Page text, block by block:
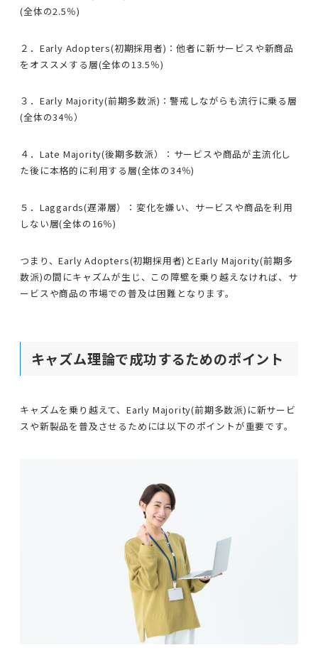
(全体の2.5％)
２．Early Adopters(初期採用者)：他者に新サービスや新商品
をオススメする層(全体の13.5％)
３．Early Majority(前期多数派)：警戒しながらも流行に乗る層
(全体の34％）
４．Late Majority(後期多数派）：サービスや商品が主流化し
た後に本格的に利用する層(全体の34％)
５．Laggards(遅滞層）：変化を嫌い、サービスや商品を利用
しない層(全体の16％)
つまり、Early Adopters(初期採用者)とEarly Majority(前期多
数派)の間にキャズムが生じ、この障壁を乗り越えなければ、サ
ービスや商品の市場での普及は困難となります。
キャズム理論で成功するためのポイント
キャズムを乗り越えて、Early Majority(前期多数派)に新サービ
スや新製品を普及させるためには以下のポイントが重要です。